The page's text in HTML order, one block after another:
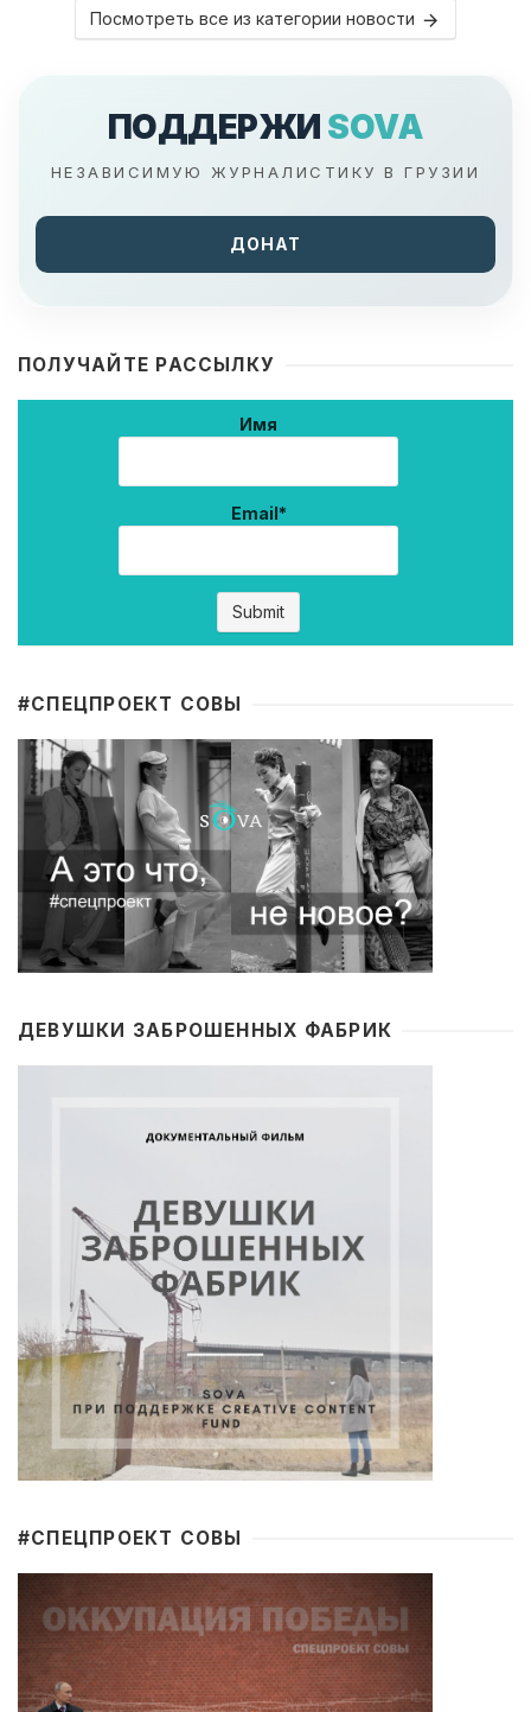
Посмотреть все из категории новости
ПОДДЕРЖИ SOVA
НЕЗАВИСИМУЮ ЖУРНАЛИСТИКУ В ГРУЗИИ
ДОНАТ
ПОЛУЧАЙТЕ РАССЫЛКУ
Имя
Email*
#CПЕЦПРОЕКТ СОВЫ
ДЕВУШКИ ЗАБРОШЕННЫХ ФАБРИК
#CПЕЦПРОЕКТ СОВЫ